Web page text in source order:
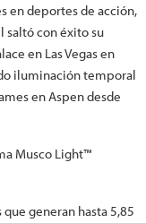
en deportes de acción,
saltó con éxito su
en Las Vegas en
iluminación temporal
en Aspen desde
Musco Light™
generan hasta 5,85